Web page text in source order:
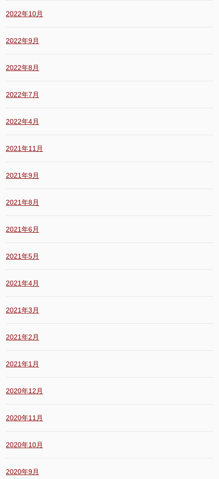
2022年10月
2022年9月
2022年8月
2022年7月
2022年4月
2021年11月
2021年9月
2021年8月
2021年6月
2021年5月
2021年4月
2021年3月
2021年2月
2021年1月
2020年12月
2020年11月
2020年10月
2020年9月